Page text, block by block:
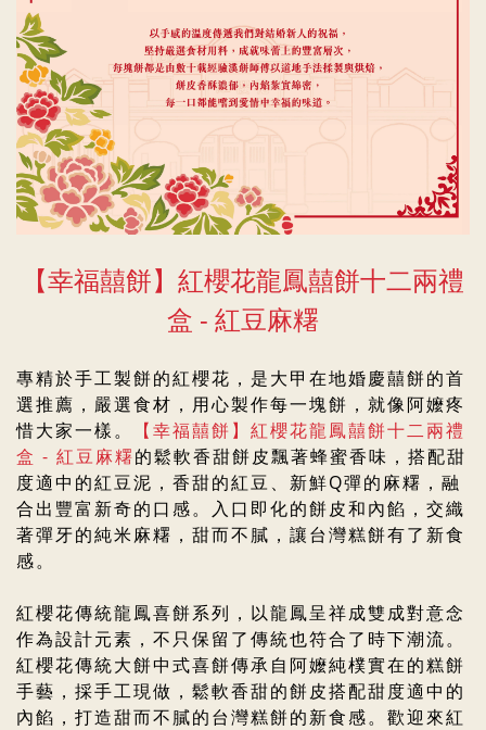
【幸福囍餅】紅櫻花龍鳳囍餅十二兩禮
盒 - 紅豆麻糬
專精於手工製餅的紅櫻花，是大甲在地婚慶囍餅的首
選推薦， 嚴選食材，用心製作每一塊餅，就像阿嬤疼
惜大家一樣。
【幸福囍餅】紅櫻花龍鳳囍餅十二兩禮
盒 - 紅豆麻糬的鬆軟香甜餅皮飄著蜂蜜香味，搭配甜
度適中的紅豆泥，香甜的紅豆、新鮮Q彈的麻糬，融
合出豐富新奇的口感。入口即化的餅皮和內餡，交織
著彈牙的純米麻糬，甜而不膩，讓台灣糕餅有了新食
感。
紅櫻花傳統龍鳳喜餅系列，以龍鳳呈祥成雙成對意念
作為設計元素，不只保留了傳統也符合了時下潮流。
紅櫻花傳統大餅中式喜餅傳承自阿嬤純樸實在的糕餅
手藝，採手工現做，鬆軟香甜的餅皮搭配甜度適中的
內餡，打造甜而不膩的台灣糕餅的新食感。歡迎來紅